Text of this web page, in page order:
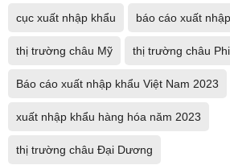
cục xuất nhập khẩu báo cáo xuất
thị trường châu Mỹ thị trường châu Phi
Báo cáo xuất nhập khẩu Việt Nam 2023
xuất nhập khẩu hàng hóa năm 2023
thị trường châu Đại Dương